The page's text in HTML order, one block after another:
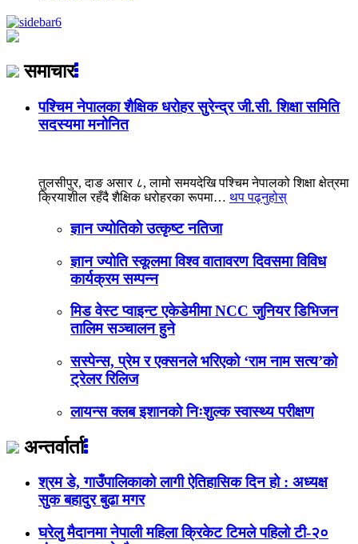
समाचार
पश्चिम नेपालका शैक्षिक धरोहर सुरेन्द्र जी.सी. शिक्षा समिति
सदस्यमा मनोनित
तुलसीपुर, दाङ असार ८, लामो समयदेखि पश्चिम नेपालको शिक्षा क्षेत्रमा
क्रियाशील रहँदै शैक्षिक धरोहरका रूपमा… थप पढ्नुहोस्
ज्ञान ज्योतिकाे उत्कृष्ट नतिजा
ज्ञान ज्योति स्कूलमा विश्व वातावरण दिवसमा विविध
कार्यक्रम सम्पन्न
मिड वेस्ट प्वाइन्ट एकेडेमीमा NCC जुनियर डिभिजन
तालिम सञ्चालन हुने
सस्पेन्स, प्रेम र एक्सनले भरिएको ‘राम नाम सत्य’को
ट्रेलर रिलिज
लायन्स क्लब इशानकाे निःशुल्क स्वास्थ्य परीक्षण
अन्तर्वार्ता
श्रम डे, गाउँपालिकाको लागी ऐतिहासिक दिन हो : अध्यक्ष
सुक बहादुर बुढा मगर
घरेलु मैदानमा नेपाली महिला क्रिकेट टिमले पहिलो टी-२०